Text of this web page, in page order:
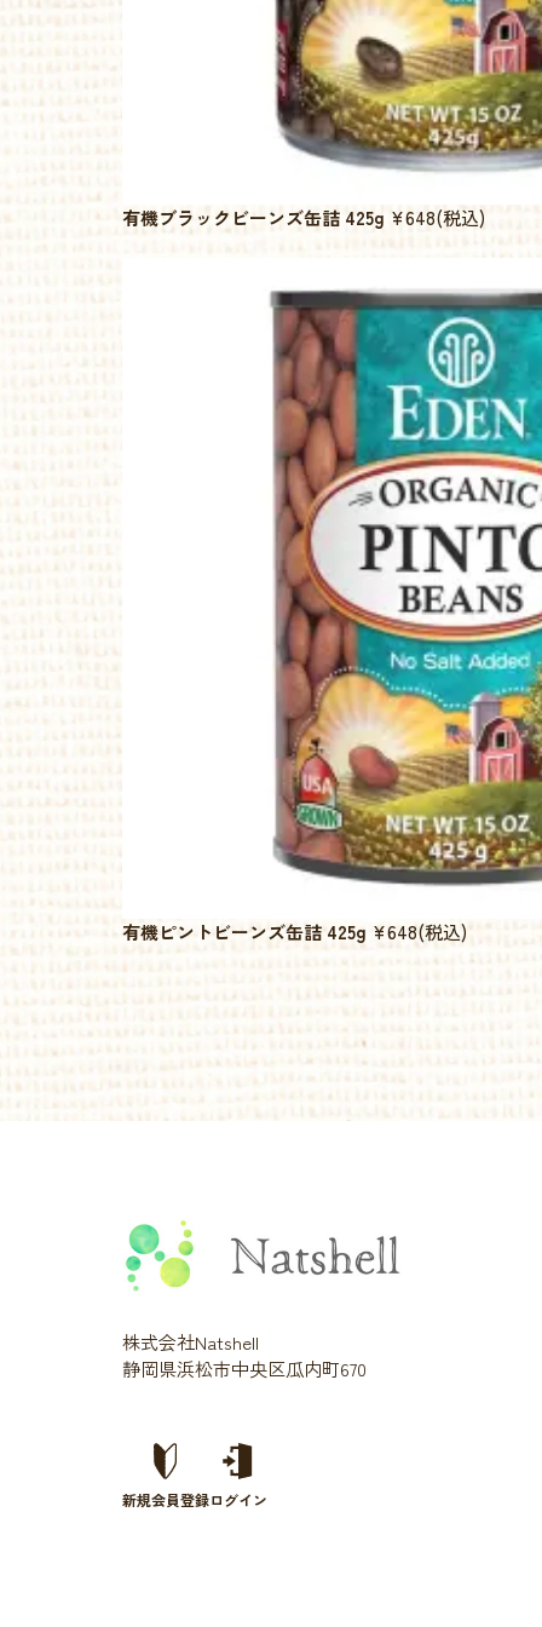
有機ブラックビーンズ缶詰 425g ¥648(税込)
有機ピントビーンズ缶詰 425g ¥648(税込)
株式会社Natshell
静岡県浜松市中央区瓜内町670
新規会員登録ログイン